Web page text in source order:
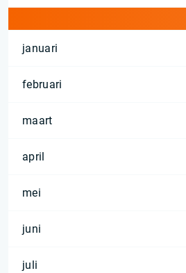
januari
februari
maart
april
mei
juni
juli